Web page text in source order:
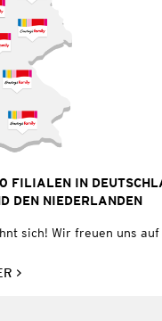
FILIALEN IN
DEN NIEDERLANDEN
sich! Wir freuen uns auf